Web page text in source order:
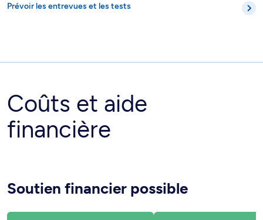
Prévoir les entrevues et les tests
Coûts et aide
financière
Soutien financier possible